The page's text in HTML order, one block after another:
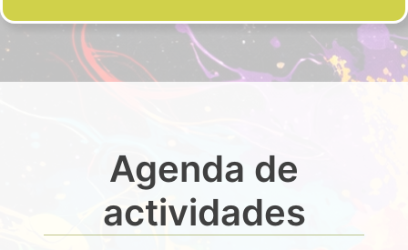
Agenda de
actividades